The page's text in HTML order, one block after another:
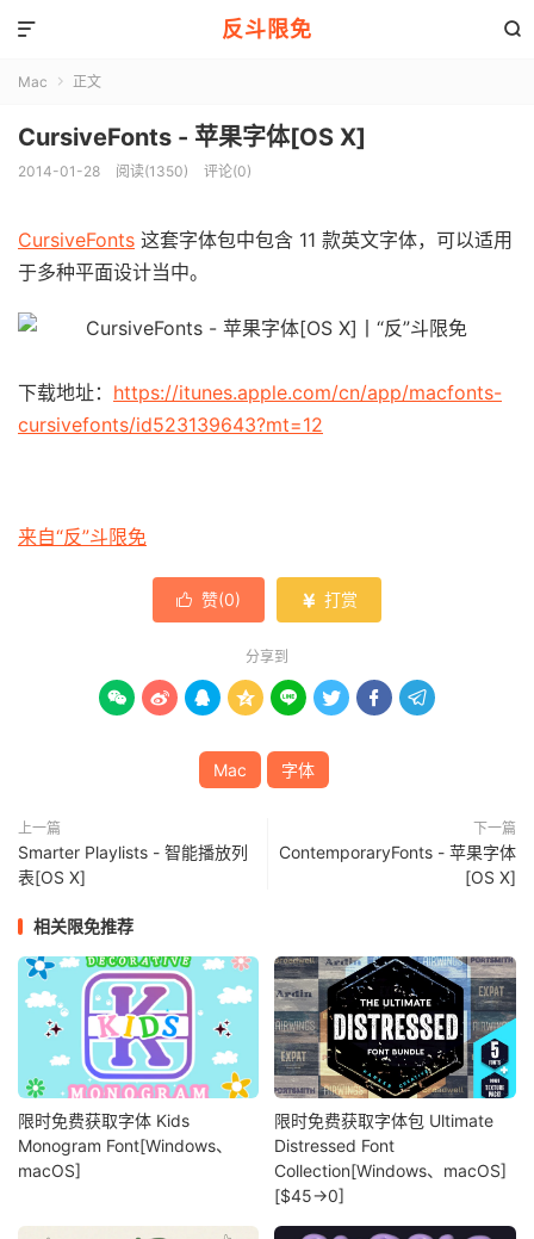
反斗限免 

Mac  正文
CursiveFonts - 苹果字体[OS X]
2014-01-28 阅读(1350) 评论(0)
CursiveFonts 这套字体包中包含 11 款英文字体，可以适用
于多种平面设计当中。
下载地址： https://itunes.apple.com/cn/app/macfonts-
cursivefonts/id523139643?mt=12
来自“反”斗限免
 赞(0)  打赏
分享到
       
Mac 字体
上一篇
Smarter Playlists - 智能播放列
表[OS X]
下一篇
ContemporaryFonts - 苹果字体
[OS X]
相关限免推荐
限时免费获取字体 Kids
Monogram Font[Windows、
macOS]
限时免费获取字体包 Ultimate
Distressed Font
Collection[Windows、macOS]
[$45→0]